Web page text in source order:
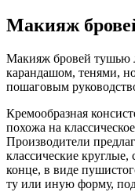
Макияж
Макияж бровей тушью
карандашом, тенями,
пошаговым
Кремообразная
похожа на
Производители
классические
конце, в виде
ту или иную форму,